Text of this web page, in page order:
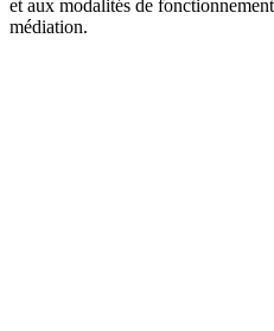
et aux modalités de
médiation.